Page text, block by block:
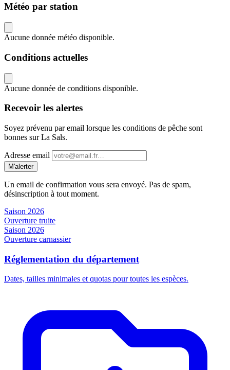
Météo par station
Aucune donnée météo disponible.
Conditions actuelles
Aucune donnée de conditions disponible.
Recevoir les alertes
Soyez prévenu par email lorsque les conditions de pêche sont
bonnes sur La Sals.
Adresse email
M'alerter
Un email de confirmation vous sera envoyé. Pas de spam,
désinscription à tout moment.
Saison 2026
Ouverture truite
Saison 2026
Ouverture carnassier
Réglementation du département
Dates, tailles minimales et quotas pour toutes les espèces.